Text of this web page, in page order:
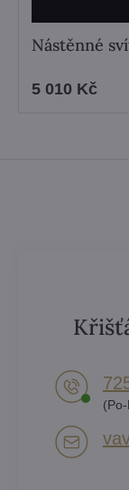
Nástěnné
5 010 Kč